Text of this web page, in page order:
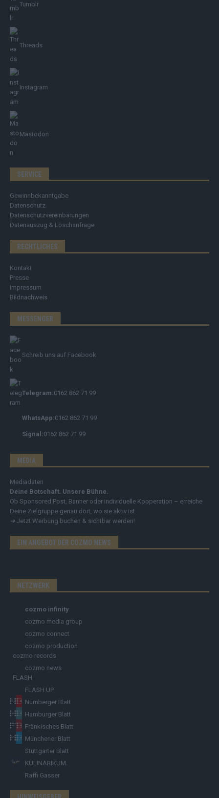
Tumblr
Threads
Instagram
Mastodon
SERVICE
Gewinnbekanntgabe
Datenschutz
Datenschutzvereinbarungen
Datenauszug & Löschanfrage
RECHTLICHES
Kontakt
Presse
Impressum
Bildnachweis
MESSENGER
Schreib uns auf Facebook
Telegram:0162 862 71 99
WhatsApp:0162 862 71 99
Signal:0162 862 71 99
MEDIA
Mediadaten
Deine Botschaft. Unsere Bühne.
Ob Sponsored Post, Banner oder individuelle Kooperation – erreiche
Deine Zielgruppe genau dort, wo sie aktiv ist.
➔ Jetzt Werbung buchen & sichtbar werden!
EIN ANGEBOT DER COZMO NEWS
NETZWERK
cozmo infinity
cozmo media group
cozmo connect
cozmo production
cozmo records
cozmo news
FLASH
FLASH UP
Nürnberger Blatt
Hamburger Blatt
Fränkisches Blatt
Münchener Blatt
Stuttgarter Blatt
KULINARIKUM.
Raffi Gasser